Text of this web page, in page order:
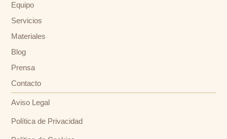
Equipo
Servicios
Materiales
Blog
Prensa
Contacto
Aviso Legal
Política de Privacidad